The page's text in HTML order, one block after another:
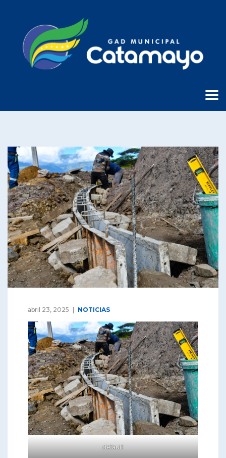
abril 23, 2025 NOTICIAS
default